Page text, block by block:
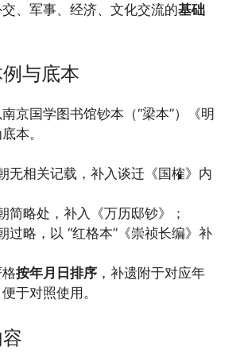
、军事、经济、文化交流的基础
与底本
京国学图书馆钞本（“梁本”）《明
本。
无相关记载，补入谈迁《国榷》内
简略处，补入《万历邸钞》；
过略，以 “红格本”《崇祯长编》补
按年月日排序 ，补遗附于对应年
于对照使用。